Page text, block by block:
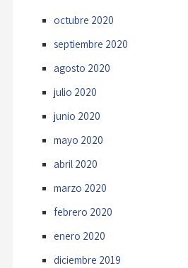
octubre 2020
septiembre 2020
agosto 2020
julio 2020
junio 2020
mayo 2020
abril 2020
marzo 2020
febrero 2020
enero 2020
diciembre 2019